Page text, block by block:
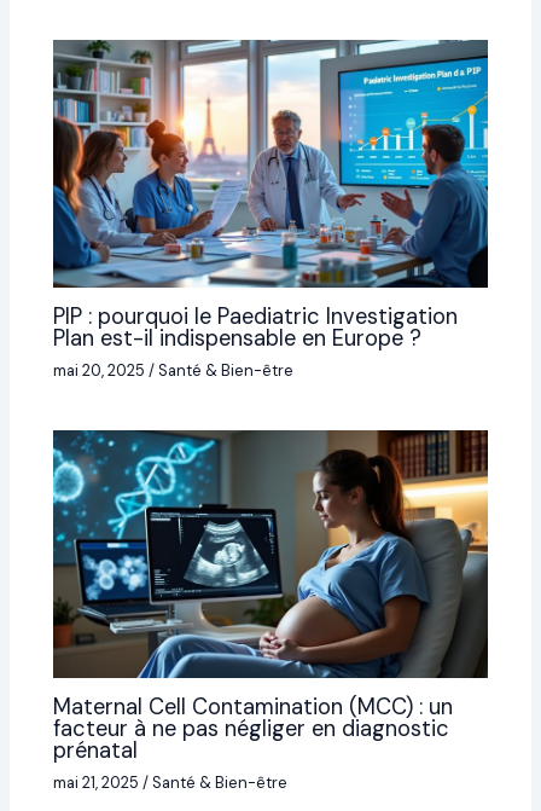
PIP : pourquoi le Paediatric Investigation
Plan est-il indispensable en Europe ?
mai 20, 2025/Santé & Bien-être
Maternal Cell Contamination (MCC) : un
facteur à ne pas négliger en diagnostic
prénatal
mai 21, 2025/Santé & Bien-être